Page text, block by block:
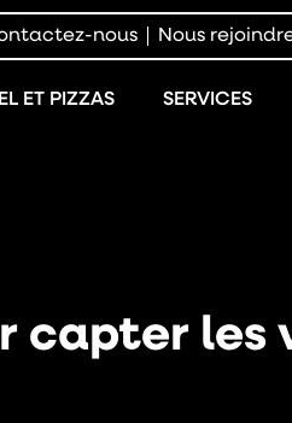
nous Nous
ET PIZZAS SERVICES
capter les